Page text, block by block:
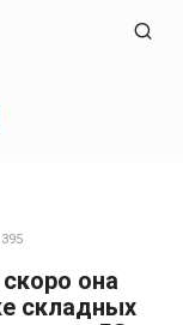
395
она
складных